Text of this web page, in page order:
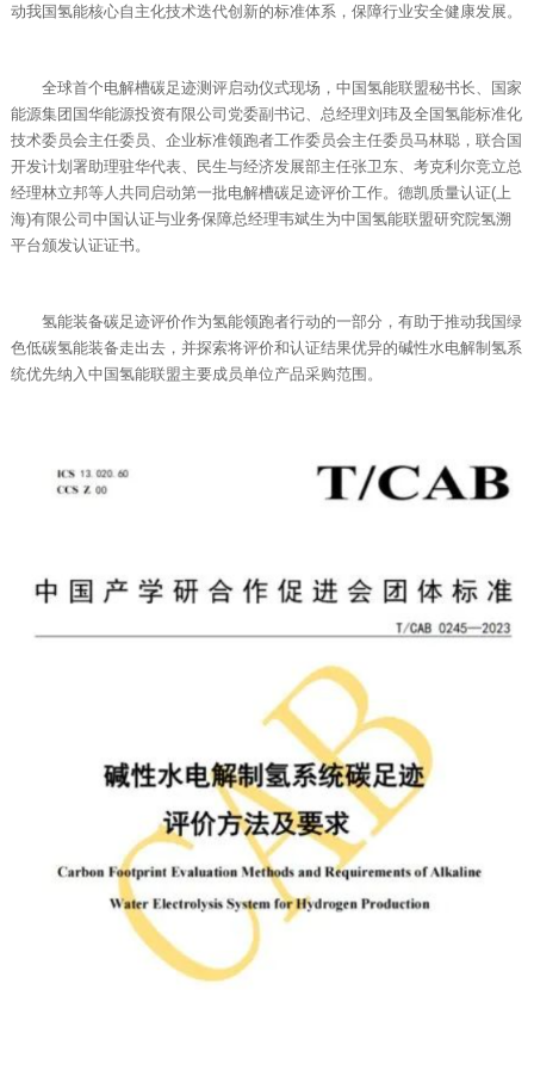
动我国氢能核心自主化技术迭代创新的标准体系，保障行业安全健康发展。
全球首个电解槽碳足迹测评启动仪式现场，中国氢能联盟秘书长、国家
能源集团国华能源投资有限公司党委副书记、总经理刘玮及全国氢能标准化
技术委员会主任委员、企业标准领跑者工作委员会主任委员马林聪，联合国
开发计划署助理驻华代表、民生与经济发展部主任张卫东、考克利尔竞立总
经理林立邦等人共同启动第一批电解槽碳足迹评价工作。德凯质量认证(上
海)有限公司中国认证与业务保障总经理韦斌生为中国氢能联盟研究院氢溯
平台颁发认证证书。
氢能装备碳足迹评价作为氢能领跑者行动的一部分，有助于推动我国绿
色低碳氢能装备走出去，并探索将评价和认证结果优异的碱性水电解制氢系
统优先纳入中国氢能联盟主要成员单位产品采购范围。